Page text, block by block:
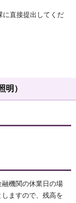
に直接提出してくだ
）
機関の休業日の場
ますので、残高を